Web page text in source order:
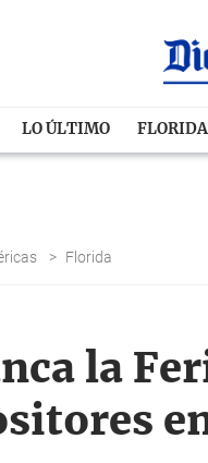
LO ÚLTIMO FLORIDA
> Florida
la